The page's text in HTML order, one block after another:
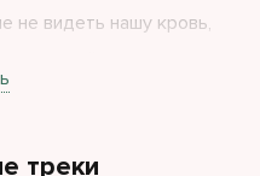
не видеть нашу кровь,
вновь.
треки